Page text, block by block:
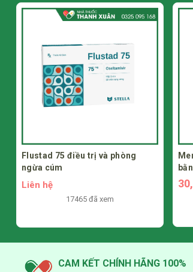
Men tiêu hóa Enterbio gold cân
bằng hệ vi sinh đường ruột
30,000₫
17422 đã xem
CAM KẾT CHÍNH HÃNG 100%